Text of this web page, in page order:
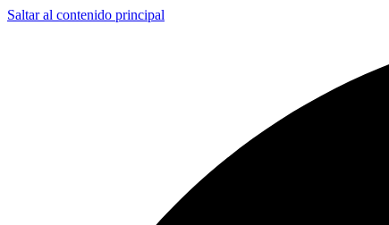
Saltar al contenido principal